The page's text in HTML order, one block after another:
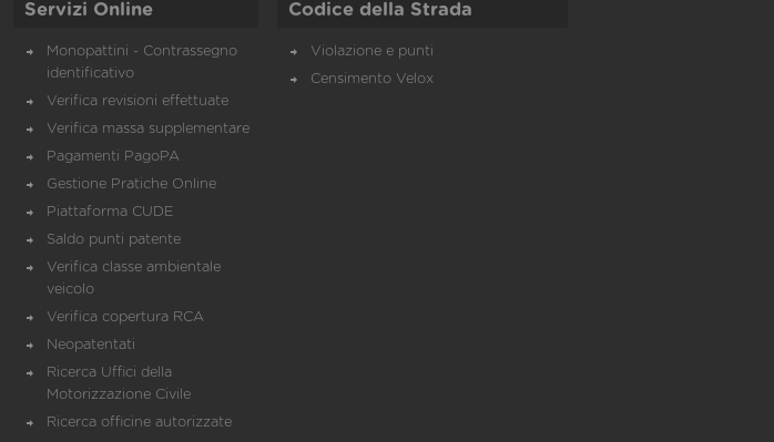
Servizi Online
Monopattini - Contrassegno
identificativo
Verifica revisioni effettuate
Verifica massa supplementare
Pagamenti PagoPA
Gestione Pratiche Online
Piattaforma CUDE
Saldo punti patente
Verifica classe ambientale
veicolo
Verifica copertura RCA
Neopatentati
Ricerca Uffici della
Motorizzazione Civile
Ricerca officine autorizzate
Codice della Strada
Violazione e punti
Censimento Velox